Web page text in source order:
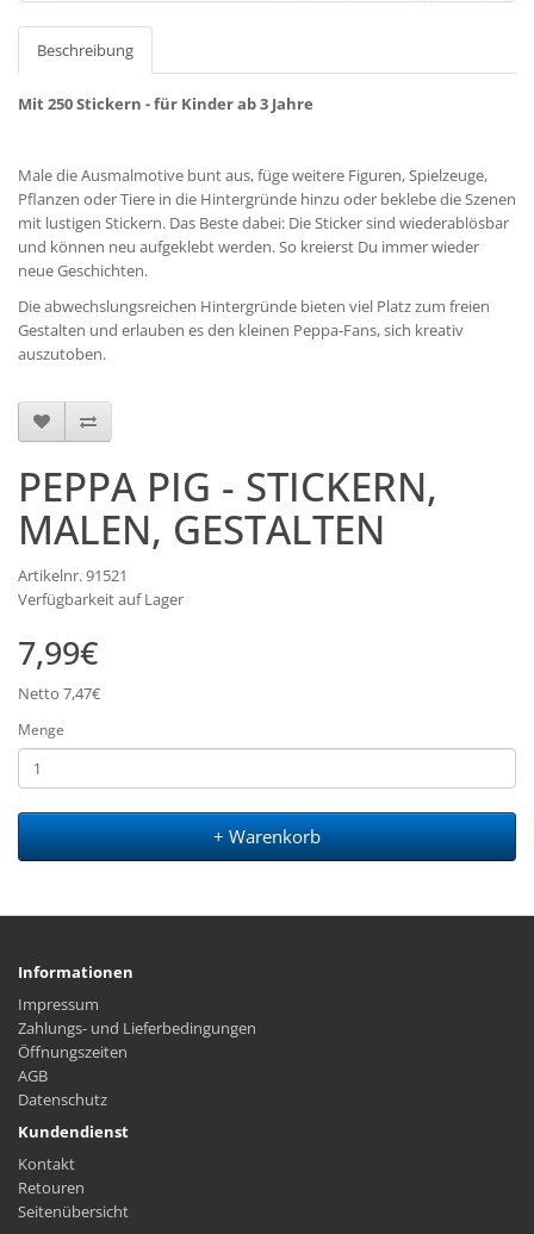
Beschreibung
Mit 250 Stickern - für Kinder ab 3 Jahre
Male die Ausmalmotive bunt aus, füge weitere Figuren, Spielzeuge,
Pflanzen oder Tiere in die Hintergründe hinzu oder beklebe die Szenen
mit lustigen Stickern. Das Beste dabei: Die Sticker sind wiederablösbar
und können neu aufgeklebt werden. So kreierst Du immer wieder
neue Geschichten.
Die abwechslungsreichen Hintergründe bieten viel Platz zum freien
Gestalten und erlauben es den kleinen Peppa-Fans, sich kreativ
auszutoben.
PEPPA PIG - STICKERN,
MALEN, GESTALTEN
Artikelnr. 91521
Verfügbarkeit auf Lager
7,99€
Netto 7,47€
Menge
+ Warenkorb
Informationen
Impressum
Zahlungs- und Lieferbedingungen
Öffnungszeiten
AGB
Datenschutz
Kundendienst
Kontakt
Retouren
Seitenübersicht